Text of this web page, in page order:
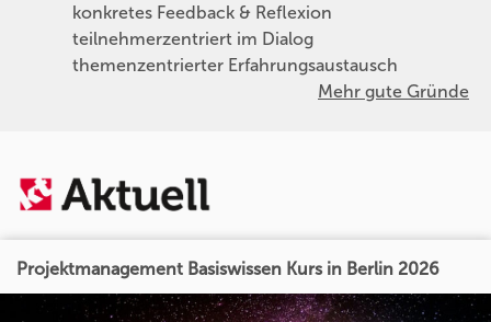
konkretes Feedback & Reflexion
teilnehmerzentriert im Dialog
themenzentrierter Erfahrungsaustausch
Mehr gute Gründe
Projektmanagement Basiswissen Kurs in Berlin 2026